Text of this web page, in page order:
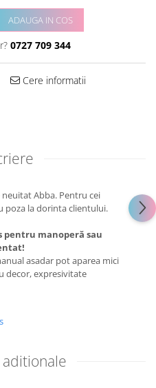
ADAUGA IN COS
0727 709 344
Cere informatii
Abba. Pentru cei
poza la dorinta clientului.
pentru manoperă sau
asadar pot aparea mici
decor, expresivitate